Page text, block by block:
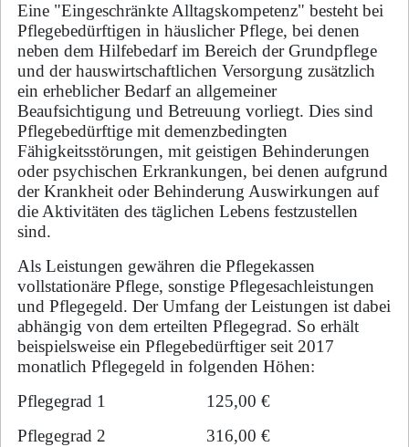
Eine "Eingeschränkte Alltagskompetenz" besteht bei
Pflegebedürftigen in häuslicher Pflege, bei denen
neben dem Hilfebedarf im Bereich der Grundpflege
und der hauswirtschaftlichen Versorgung zusätzlich
ein erheblicher Bedarf an allgemeiner
Beaufsichtigung und Betreuung vorliegt. Dies sind
Pflegebedürftige mit demenzbedingten
Fähigkeitsstörungen, mit geistigen Behinderungen
oder psychischen Erkrankungen, bei denen aufgrund
der Krankheit oder Behinderung Auswirkungen auf
die Aktivitäten des täglichen Lebens festzustellen
sind.
Als Leistungen gewähren die Pflegekassen
vollstationäre Pflege, sonstige Pflegesachleistungen
und Pflegegeld. Der Umfang der Leistungen ist dabei
abhängig von dem erteilten Pflegegrad. So erhält
beispielsweise ein Pflegebedürftiger seit 2017
monatlich Pflegegeld in folgenden Höhen:
Pflegegrad 1 125,00 €
Pflegegrad 2 316,00 €